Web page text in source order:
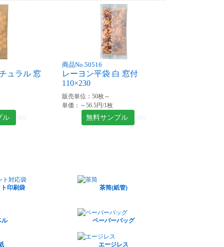
ュラル 窓
ル
商品No.50516
レーヨン平袋 白 窓付
110×230
販売単位：50枚～
単価：～56.5円/1枚
無料サンプル
印刷袋 茶筒(紙管)
ル ペーバーバッグ
エージレス